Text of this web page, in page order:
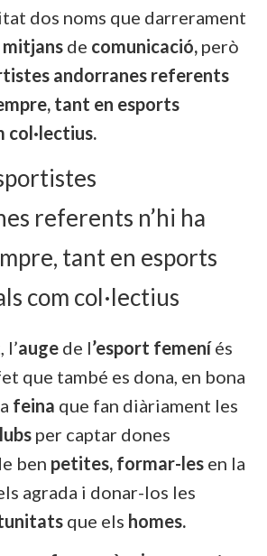
dos noms que darrerament
mitjans de comunicació, però
andorranes referents
tant en esports
col·lectius.
referents n’hi ha
tant en esports
com col·lectius
auge de l’esport femeníés
que també es dona, en bona
feina que fan diàriament les
per captar dones
ben petites, formar-les en la
agrada i donar-los les
que els homes.